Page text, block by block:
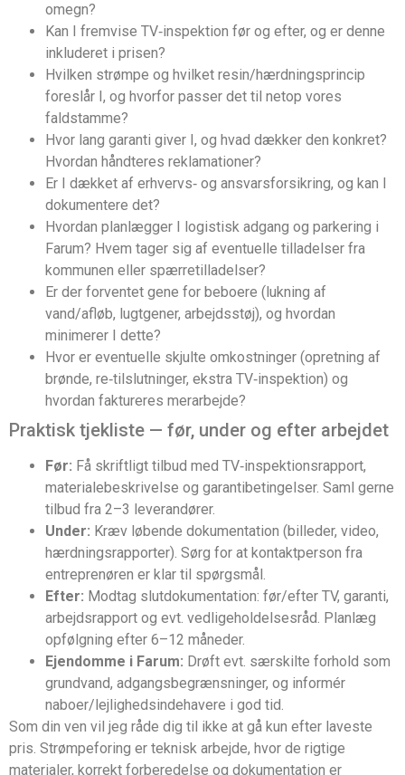
omegn?
Kan I fremvise TV‑inspektion før og efter, og er denne
inkluderet i prisen?
Hvilken strømpe og hvilket resin/hærdningsprincip
foreslår I, og hvorfor passer det til netop vores
faldstamme?
Hvor lang garanti giver I, og hvad dækker den konkret?
Hvordan håndteres reklamationer?
Er I dækket af erhvervs‑ og ansvarsforsikring, og kan I
dokumentere det?
Hvordan planlægger I logistisk adgang og parkering i
Farum? Hvem tager sig af eventuelle tilladelser fra
kommunen eller spærretilladelser?
Er der forventet gene for beboere (lukning af
vand/afløb, lugtgener, arbejdsstøj), og hvordan
minimerer I dette?
Hvor er eventuelle skjulte omkostninger (opretning af
brønde, re‑tilslutninger, ekstra TV‑inspektion) og
hvordan faktureres merarbejde?
Praktisk tjekliste — før, under og efter arbejdet
Før: Få skriftligt tilbud med TV‑inspektionsrapport,
materialebeskrivelse og garantibetingelser. Saml gerne
tilbud fra 2–3 leverandører.
Under: Kræv løbende dokumentation (billeder, video,
hærdningsrapporter). Sørg for at kontaktperson fra
entreprenøren er klar til spørgsmål.
Efter: Modtag slutdokumentation: før/efter TV, garanti,
arbejdsrapport og evt. vedligeholdelsesråd. Planlæg
opfølgning efter 6–12 måneder.
Ejendomme i Farum: Drøft evt. særskilte forhold som
grundvand, adgangsbegrænsninger, og informér
naboer/lejlighedsindehavere i god tid.
Som din ven vil jeg råde dig til ikke at gå kun efter laveste
pris. Strømpeforing er teknisk arbejde, hvor de rigtige
materialer, korrekt forberedelse og dokumentation er